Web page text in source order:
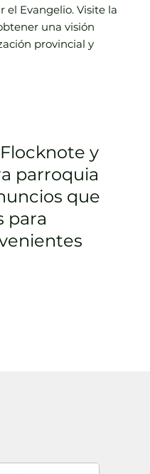
Evangelio. Visite la
una visión
provincial y
y
parroquia
que
para